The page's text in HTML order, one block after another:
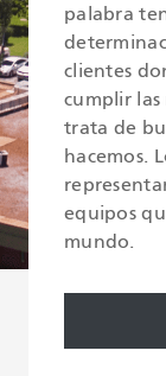
palabra
clientes
cumplir las
trata de
hacemos.
equipos
mundo.